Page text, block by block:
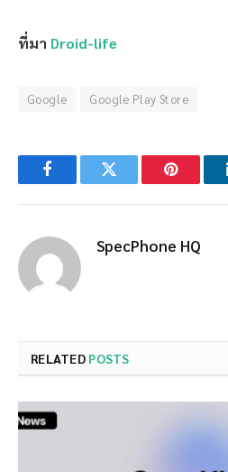
ที่มา Droid-life
Google Google Play Store
FacebookTwitter Pinterest
SpecPhone HQ
RELATED POSTS